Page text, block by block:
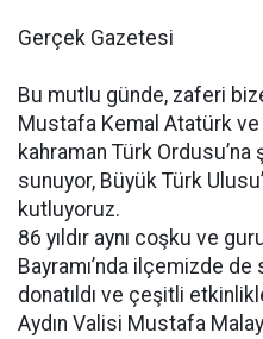
Gerçek Gazetesi
Bu mutlu günde, zaferi
Mustafa Kemal Atatürk ve
kahraman Türk
sunuyor, Büyük Türk
kutluyoruz.
86 yıldır aynı coşku ve
Bayramı’nda ilçemizde
donatıldı ve çeşitli
Aydın Valisi Mustafa